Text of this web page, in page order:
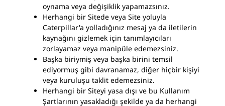
oynama veya değişiklik yapamazsınız.
Herhangi bir Sitede veya Site yoluyla
Caterpillar'a yolladığınız mesaj ya da iletilerin
kaynağını gizlemek için tanımlayıcıları
zorlayamaz veya manipüle edemezsiniz.
Başka biriymiş veya başka birini temsil
ediyormuş gibi davranamaz, diğer hiçbir kişiyi
veya kuruluşu taklit edemezsiniz.
Herhangi bir Siteyi yasa dışı ve bu Kullanım
Şartlarının yasakladığı şekilde ya da herhangi